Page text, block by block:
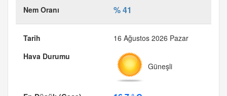
% 41
16 Ağustos 2026 Pazar
Güneşli